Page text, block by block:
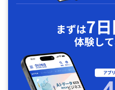
まずは7
体験し